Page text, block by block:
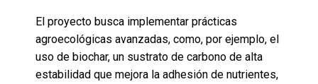
El proyecto busca implementar prácticas
agroecológicas avanzadas, como, por ejemplo, el
uso de biochar, un sustrato de carbono de alta
estabilidad que mejora la adhesión de nutrientes,